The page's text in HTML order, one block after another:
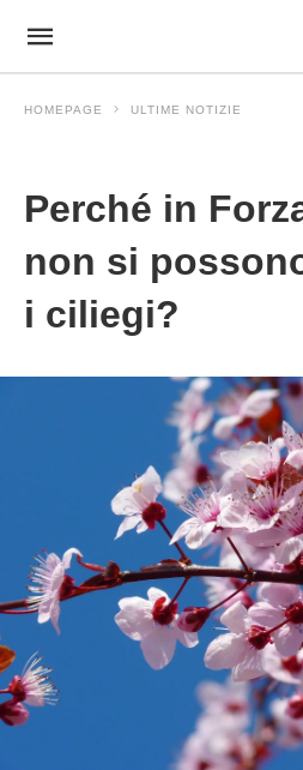
HOMEPAGE ULTIME NOTIZIE
Perché in
non si
i ciliegi?